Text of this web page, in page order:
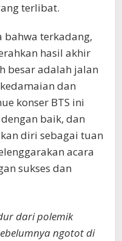
terlibat.
bahwa terkadang,
hasil akhir
besar adalah jalan
dan
konser BTS ini
baik, dan
diri sebagai tuan
acara
sukses dan
dari polemik
ngotot di